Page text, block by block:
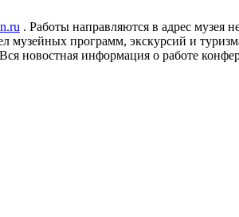
. Работы направляются в адрес музея
музейных программ, экскурсий и
новостная информация о работе